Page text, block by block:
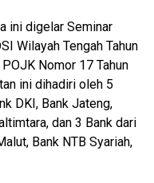
ini digelar Seminar
Wilayah Tengah Tahun
Nomor 17 Tahun
ini dihadiri oleh 5
DKI, Bank Jateng,
dan 3 Bank dari
Bank NTB Syariah,